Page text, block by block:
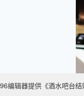
96编辑器提供《酒水吧台